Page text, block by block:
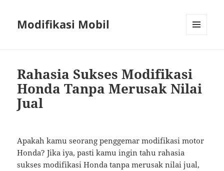
Modifikasi Mobil
Rahasia Sukses Modifikasi
Honda Tanpa Merusak Nilai
Jual
Apakah kamu seorang penggemar modifikasi motor
Honda? Jika iya, pasti kamu ingin tahu rahasia
sukses modifikasi Honda tanpa merusak nilai jual,